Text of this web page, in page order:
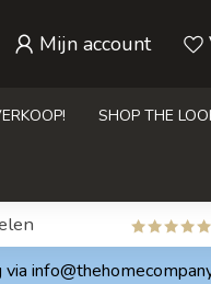
Mijn account
SHOP THE
via